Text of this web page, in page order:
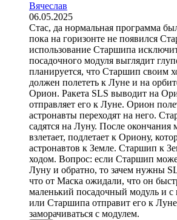
Вячеслав
06.05.2025
Стас, да нормальная программа
пока на горизонте не появился
использование Старшипа
посадочного модуля выглядит
планируется, что Старшип своим
должен полететь к Луне и на
Орион. Ракета SLS выводит на
отправляет его к Луне. Орион
астронавты переходят на него.
садятся на Луну. После
взлетает, подлетает к Ориону,
астронавтов к Земле. Старшип к
ходом. Вопрос: если Старшип
Луну и обратно, то зачем нужны
что от Маска ожидали, что он
маленький посадочный модуль и
или Старшипа отправит его к
заморачиваться с модулем.